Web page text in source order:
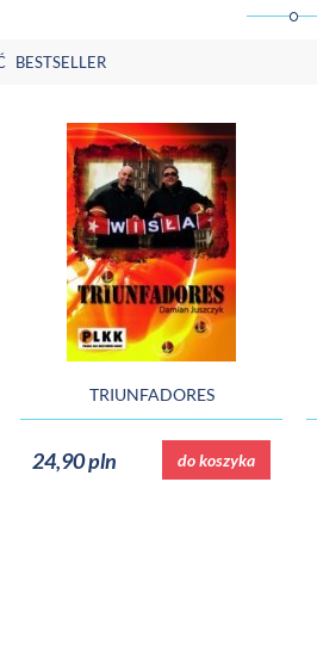
BESTSELLER
TRIUNFADORES
24,90 pln do koszyka